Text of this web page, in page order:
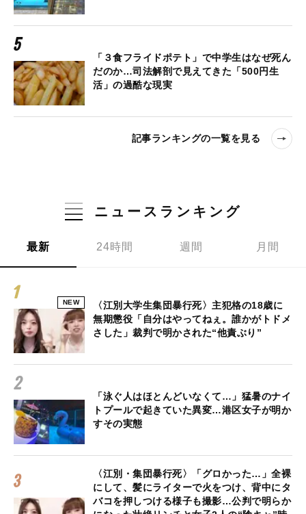
「３食フライドポテト」で中学生はなぜ死ん
だのか…司法解剖で見えてきた「500円生
活」の過酷な現実
記事ランキングの一覧を見る
ニュースランキング
最新 24時間 週間 月間
NEW
〈江別大学生集団暴行死〉主犯格の18歳に
無期懲役「自分はやってねぇ。誰かがトドメ
さした」裁判で明かされた“他責ぶり”
「泳ぐ人はほとんどいなくて…」猛暑のナイ
トプールで起きていた異変…港区女子が明か
すその実態
〈江別・集団暴行死〉「グロかった…」全裸
にして、髪にライターで火をつけ、背中にタ
バコを押しつける様子も撮影…公判で明らか